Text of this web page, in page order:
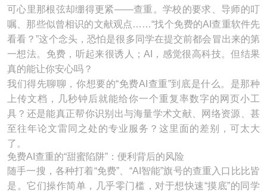
可心里那根弦却绷得更紧——查重。学校的要求、导师的叮
嘱、那些似曾相识的文献观点……“找个免费的AI查重软件先
看看？”这个念头，恐怕是很多同学在提交前都会冒出来的第
一想法。免费，听起来很诱人；AI，感觉很高科技。但结果
真的能让你安心吗？
我们得先聊聊，你想要的“免费AI查重”到底是什么。是那种
上传文档，几秒钟后就能给你一个重复率数字的网页小工
具？还是能真正帮你识别出与海量学术文献、网络资源、甚
至往年论文雷同之处的专业服务？这里面的差别，可太大
了。
免费AI查重的“甜蜜陷阱”：便利背后的风险
随手一搜，各种打着“免费”、“AI智能”旗号的查重入口比比皆
是。它们操作简单，几乎零门槛，对于想快速“摸底”的同学